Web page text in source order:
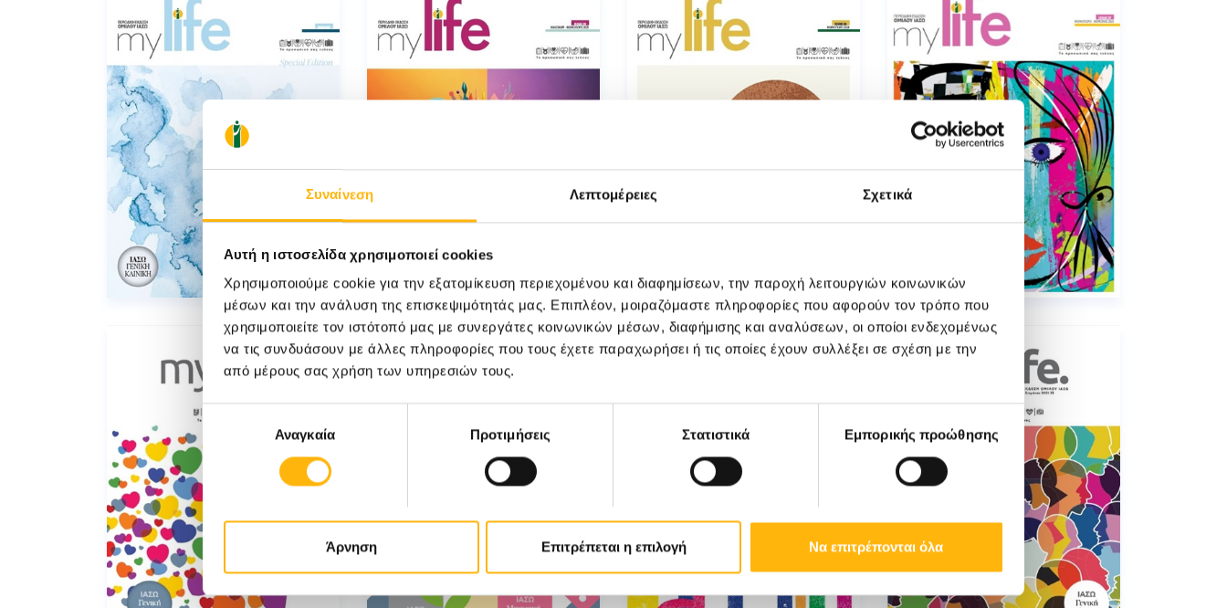
Συναίνεση Λεπτομέρειες Σχετικά
Αυτή η ιστοσελίδα χρησιμοποιεί cookies
Χρησιμοποιούμε cookie για την εξατομίκευση περιεχομένου και διαφημίσεων, την παροχή λειτουργιών κοινωνικών
μέσων και την ανάλυση της επισκεψιμότητάς μας. Επιπλέον, μοιραζόμαστε πληροφορίες που αφορούν τον τρόπο που
χρησιμοποιείτε τον ιστότοπό μας με συνεργάτες κοινωνικών μέσων, διαφήμισης και αναλύσεων, οι οποίοι ενδεχομένως
να τις συνδυάσουν με άλλες πληροφορίες που τους έχετε παραχωρήσει ή τις οποίες έχουν συλλέξει σε σχέση με την
από μέρους σας χρήση των υπηρεσιών τους.
συγκατάθεσηςΑναγκαία Προτιμήσεις Στατιστικά Εμπορικής προώθησης
Άρνηση Επιτρέπεται η επιλογή Να επιτρέπονται όλα